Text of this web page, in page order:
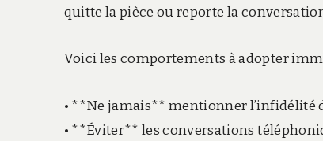
quitte la pièce ou reporte la
Voici les comportements à adopter
• **Ne jamais** mentionner l’infidélité
• **Éviter** les conversations